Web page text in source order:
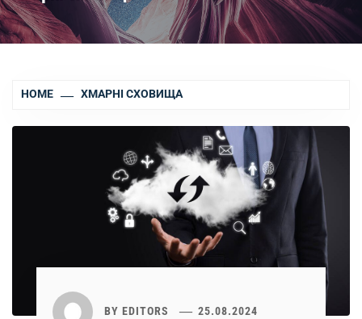
HOME ХМАРНІ СХОВИЩА
BY EDITORS 25.08.2024